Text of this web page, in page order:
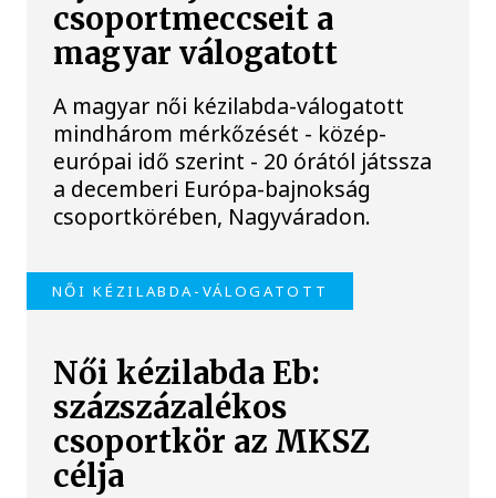
csoportmeccseit a
magyar válogatott
A magyar női kézilabda-válogatott
mindhárom mérkőzését - közép-
európai idő szerint - 20 órától játssza
a decemberi Európa-bajnokság
csoportkörében, Nagyváradon.
NŐI KÉZILABDA-VÁLOGATOTT
Női kézilabda Eb:
százszázalékos
csoportkör az MKSZ
célja